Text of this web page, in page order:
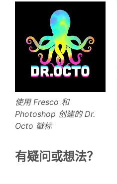
使用 Fresco 和
Photoshop 创建的 Dr.
Octo 徽标
有疑问或想法？